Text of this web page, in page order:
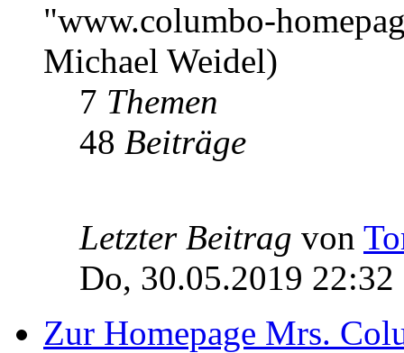
"www.columbo-
Michael Weidel)
7 Themen
48 Beiträge
Letzter Beitrag von
Do, 30.05.2019 22:32
Zur Homepage Mrs.